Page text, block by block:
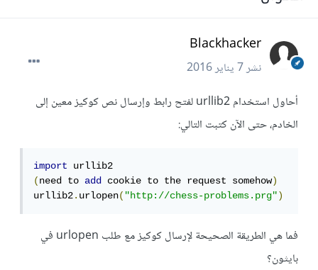
Blackhacker
نشر7 يناير 2016
أحاول استخدام urllib2 لفتح رابط وإرسال نص كوكيز معين إلى
الخادم، حتى الآن كتبت التالي:
import
(need to add cookie to the request somehow)
urllib2.urlopen("http://chess-problems.prg")
فما هي الطريقة الصحيحة لإرسال كوكيز مع طلب urlopen في
بايثون؟